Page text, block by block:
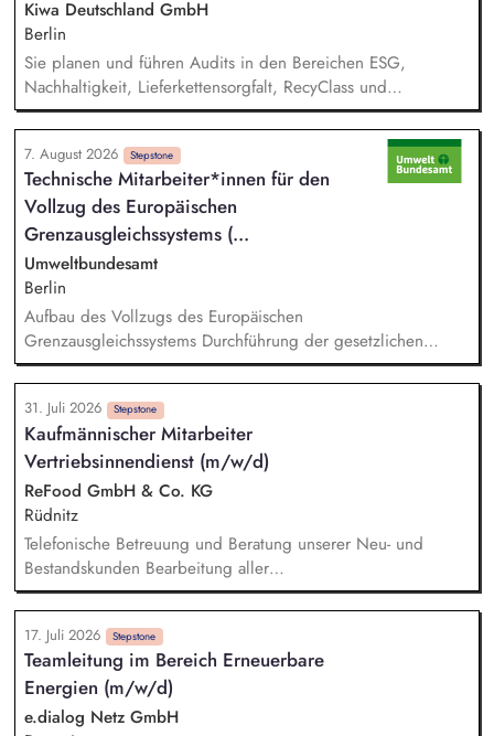
Kiwa Deutschland GmbH
Berlin
Sie planen und führen Audits in den Bereichen ESG,
Nachhaltigkeit, Lieferkettensorgfalt, RecyClass und
Kreislaufwirtschaft eigenständig oder im Team durch. Sie
bewerten Unternehmen hinsichtlich gesetzlicher, normativer
und kundenspezifischer Nachhaltigkeits- und Compliance-
Anforderungen und erstellen aussagekräftige Auditberichte.
Sie prüfen Audit- und Bewertungsergebnisse, bewerten
Korrekturmaßnahmen und stellen die Einhaltung relevanter
Standards und Zertifizierungsanforderungen sicher.
7. August 2026 Stepstone
Technische Mitarbeiter*innen für den
Vollzug des Europäischen
Grenzausgleichs­systems (...
Umweltbundesamt
Berlin
Aufbau des Vollzugs des Europäischen
Grenzausgleichssystems Durchführung der gesetzlichen
Vollzugsaufgaben in der Umsetzung des CBAM in
Zusammenarbeit mit anderen Facheinheiten der DEHSt, vor
allem: - Prüfung von CBAM-Berichten und ‑Erklärungen sowie
Prüfung, Aufbereitung und Bewertung der erhobenen
Emissionsdaten - Mitwirkung bei der Durchführung von
Rechtsmittelverfahren - Kommunikation mit Importeuren sowie
dem Zoll und der Europäischen Kommission - Erarbeitung von
Strategien und Konzepten für den einheitlichen Vollzug der
rechtlichen Regelungen zum CBAM und deren
31. Juli 2026 Stepstone
Kaufmännischer Mitarbeiter
Vertriebsinnendienst (m/w/d)
ReFood GmbH & Co. KG
Rüdnitz
Telefonische Betreuung und Beratung unserer Neu- und
Bestandskunden Bearbeitung aller
kaufmännischen/administrativen Themen im Tagesgeschäft
Unterstützung der Kollegen im Außendienst bei der Pflege
und Qualifizierung der Kundendaten sowie bei der Termin-
und Angebotsverfolgung Erstellung und Prüfung der
monatlichen Provisionsabrechnungen Bearbeitung der
Tagesberichte unserer Außendienstmitarbeiter Pflege der
17. Juli 2026 Stepstone
Teamleitung im Bereich Erneuerbare
Energien (m/w/d)
e.dialog Netz GmbH